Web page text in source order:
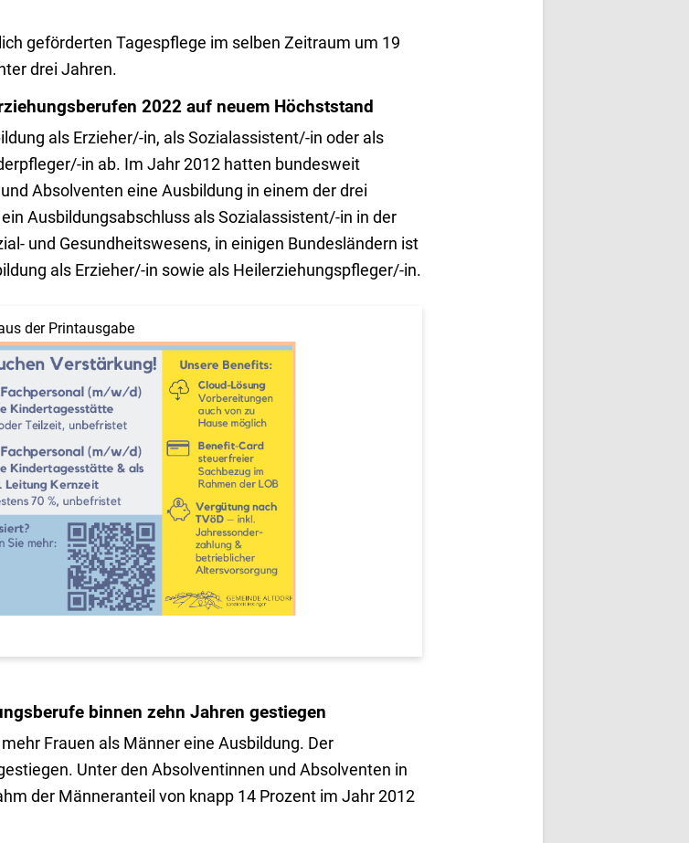
geförderten Tagespflege im selben Zeitraum um 19
drei Jahren.
2022 auf neuem Höchststand
als Erzieher/-in, als Sozialassistent/-in oder als
in ab. Im Jahr 2012 hatten bundesweit
Absolventen eine Ausbildung in einem der drei
Ausbildungsabschluss als Sozialassistent/-in in der
und Gesundheitswesens, in einigen Bundesländern ist
als Erzieher/-in sowie als Heilerziehungspfleger/-in.
der Printausgabe
binnen zehn Jahren gestiegen
Frauen als Männer eine Ausbildung. Der
Unter den Absolventinnen und Absolventen in
der Männeranteil von knapp 14 Prozent im Jahr 2012